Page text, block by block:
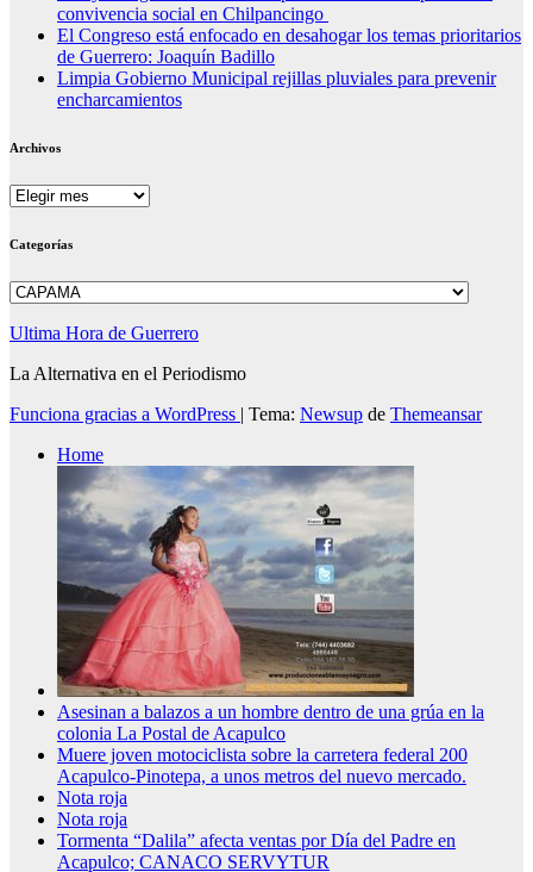
convivencia social en Chilpancingo
El Congreso está enfocado en desahogar los temas prioritarios
de Guerrero: Joaquín Badillo
Limpia Gobierno Municipal rejillas pluviales para prevenir
encharcamientos
Archivos
Archivos
Categorías
Categorías
Ultima Hora de Guerrero
La Alternativa en el Periodismo
Funciona gracias a WordPress | Tema: Newsup de Themeansar
Home
Asesinan a balazos a un hombre dentro de una grúa en la
colonia La Postal de Acapulco
Muere joven motociclista sobre la carretera federal 200
Acapulco-Pinotepa, a unos metros del nuevo mercado.
Nota roja
Nota roja
Tormenta “Dalila” afecta ventas por Día del Padre en
Acapulco; CANACO SERVYTUR